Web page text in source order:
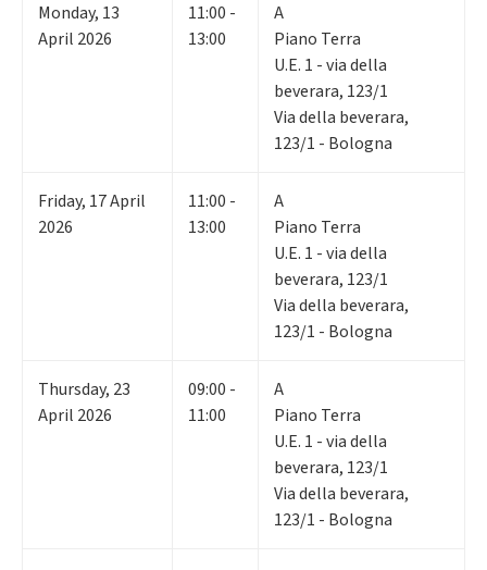
Monday, 13
April 2026
11:00 -
13:00
A
Piano Terra
U.E. 1 - via della
beverara, 123/1
Via della beverara,
123/1 - Bologna
Friday, 17April
2026
11:00 -
13:00
A
Piano Terra
U.E. 1 - via della
beverara, 123/1
Via della beverara,
123/1 - Bologna
Thursday, 23
April 2026
09:00 -
11:00
A
Piano Terra
U.E. 1 - via della
beverara, 123/1
Via della beverara,
123/1 - Bologna